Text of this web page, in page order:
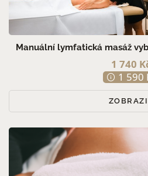
Manuální lymfatická masáž
1 740
1 590